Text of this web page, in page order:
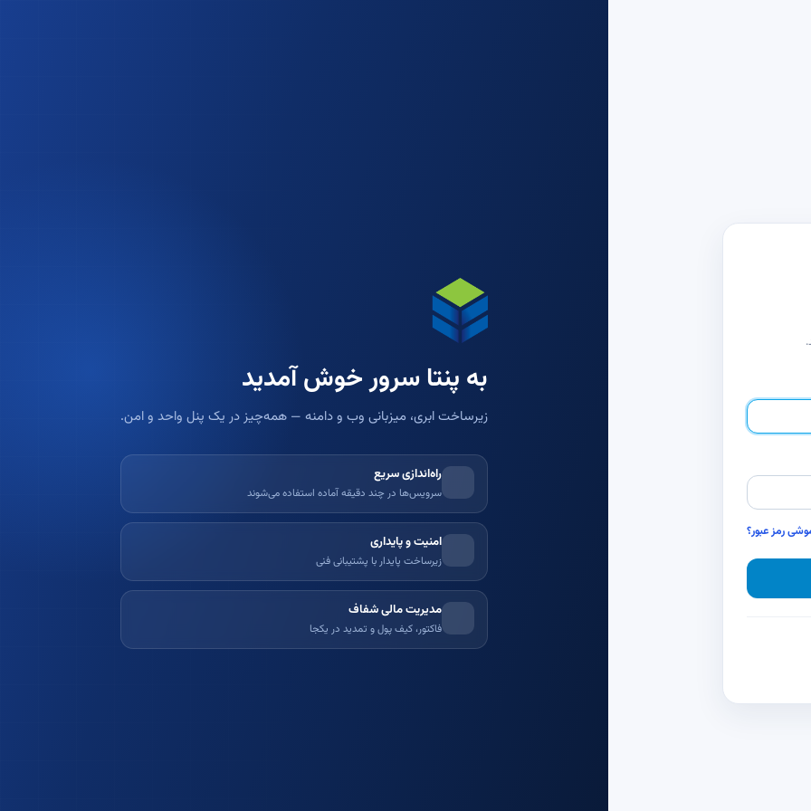
رمز عبور؟
به پنتا سرور خوش آمدید
زیرساخت ابری، میزبانی وب و دامنه — همه‌چیز در یک پنل واحد و امن.
راه‌اندازی سریع
سرویس‌ها در چند دقیقه آماده استفاده می‌شوند
امنیت و پایداری
زیرساخت پایدار با پشتیبانی فنی
مدیریت مالی شفاف
فاکتور، کیف پول و تمدید در یکجا